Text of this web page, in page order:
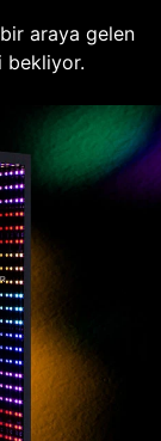
bir araya gelen
bekliyor.